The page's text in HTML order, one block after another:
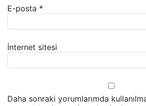
E-posta *
İnternet sitesi
Daha sonraki yorumlarımda